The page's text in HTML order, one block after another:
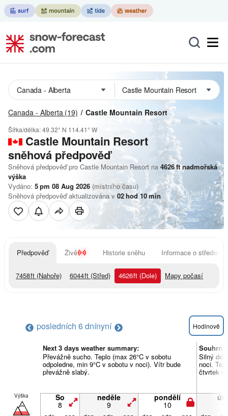
Canada - Alberta (19) Castle Mountain Resort
Šířka/délka:49.32° N 114.41° W
Castle Mountain Resort
sněhová předpověď
Sněhová předpověď pro Castle Mountain Resort na 4626ftnadmořská
výška
Vydáno: 5 pm 08 Aug 2026 (místního času)
Sněhová předpověď aktualizována v 02hod10min
Předpověď Živě Historie sněhu Informace o středisku
7458ft (Nahoře) 6044ft (Střed) 4626ft (Dole) Mapy počasí
posledních 6 dnínyní Hodinově
Next 3 days weather summary:
Převážně sucho. Teplo (max 26°C v sobotu
odpoledne, min 9°C v sobotu v noci). Vítr bude
převážně slabý.
Souhrn
Silný
noci.
čtvrtek v
Výška So
8
neděle
9
pondělí
10